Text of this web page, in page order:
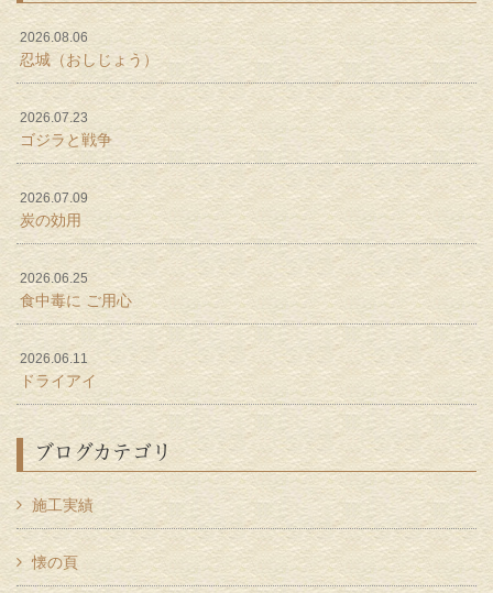
2026.08.06
忍城（おしじょう）
2026.07.23
ゴジラと戦争
2026.07.09
炭の効用
2026.06.25
食中毒に ご用心
2026.06.11
ドライアイ
ブログカテゴリ
施工実績
懐の頁